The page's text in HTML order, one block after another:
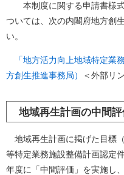
本制度に関する申請書様式
ついては、次の内閣府地方創
い。
「地方活力向上地域特定業
方創生推進事務局）
＜外部リ
地域再生計画の中間
地域再生計画に掲げた目標
等特定業務施設整備計画認定
年度に「中間評価」を実施し